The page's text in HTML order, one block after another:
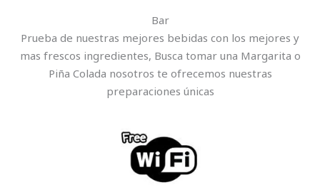
Bar
Prueba de nuestras mejores bebidas con los mejores y
mas frescos ingredientes, Busca tomar una Margarita o
Piña Colada nosotros te ofrecemos nuestras
preparaciones únicas